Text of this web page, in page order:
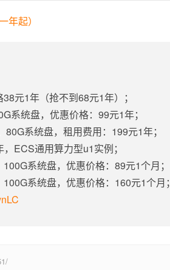
起）
元1年（抢不到68元1年）；
系统盘，优惠价格：99元1年；
系统盘，租用费用：199元1年；
ECS通用算力型u1实例；
系统盘，优惠价格：89元1个月；
系统盘，优惠价格：160元1个月；